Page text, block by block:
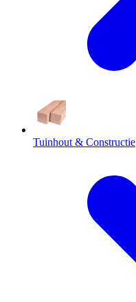
Tuinhout & Constructie